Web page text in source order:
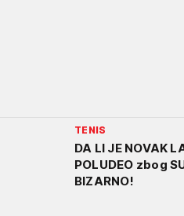
TENIS
DA LI JE NOVAK
POLUDEO zbog
BIZARNO!